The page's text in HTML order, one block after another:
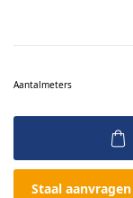
Aantalmeters
Staal aanvragen